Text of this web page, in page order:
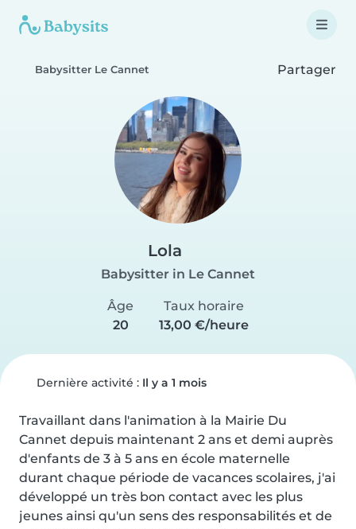
Babysitter Le Cannet Partager
Lola
Babysitter in Le Cannet
Âge
20
Taux horaire
13,00 €/heure
Dernière activité : Il y a 1 mois
Travaillant dans l'animation à la Mairie Du
Cannet depuis maintenant 2 ans et demi auprès
d'enfants de 3 à 5 ans en école maternelle
durant chaque période de vacances scolaires, j'ai
développé un très bon contact avec les plus
jeunes ainsi qu'un sens des responsabilités et de